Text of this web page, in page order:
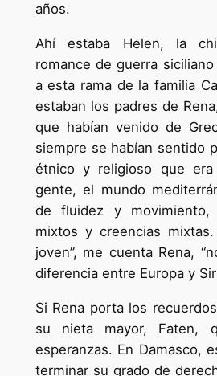
años.
Ahí estaba Helen, la
romance de guerra
a esta rama de la familia
estaban los padres de
que habían venido de
siempre se habían sentido
étnico y religioso que
gente, el mundo
de fluidez y movimiento,
mixtos y creencias
joven”, me cuenta Rena,
diferencia entre Europa y
Si Rena porta los
su nieta mayor, Faten,
esperanzas. En Damasco,
terminar su grado de